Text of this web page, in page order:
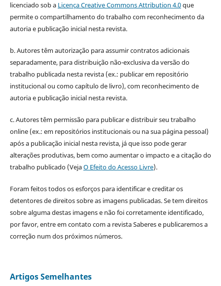
licenciado sob a Licença Creative Commons Attribution 4.0que
permite o compartilhamento do trabalho com reconhecimento da
autoria e publicação inicial nesta revista.
b. Autores têm autorização para assumir contratos adicionais
separadamente, para distribuição não-exclusiva da versão do
trabalho publicada nesta revista (ex.: publicar em repositório
institucional ou como capítulo de livro), com reconhecimento de
autoria e publicação inicial nesta revista.
c. Autores têm permissão para publicar e distribuir seu trabalho
online (ex.: em repositórios institucionais ou na sua página pessoal)
após a publicação inicial nesta revista, já que isso pode gerar
alterações produtivas, bem como aumentar o impacto e a citação do
trabalho publicado (VejaO Efeito do Acesso Livre).
Foram feitos todos os esforços para identificar e creditar os
detentores de direitos sobre as imagens publicadas. Se tem direitos
sobre alguma destas imagens e não foi corretamente identificado,
por favor, entre em contato com a revista Saberes e publicaremos a
correção num dos próximos números.
Artigos Semelhantes